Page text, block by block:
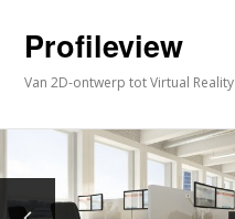
Profileview
Van 2D-ontwerp tot Virtual Reality